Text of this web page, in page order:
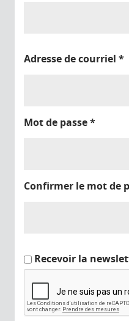
Adresse de courriel *
Mot de passe*
Confirmer le mot de
Recevoir la